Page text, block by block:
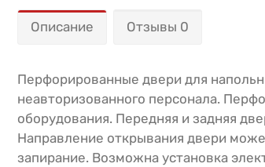
Описание Отзывы 0
Перфорированные двери для
неавторизованного персонала.
оборудования. Передняя и задняя
Направление открывания двери
запирание. Возможна установка